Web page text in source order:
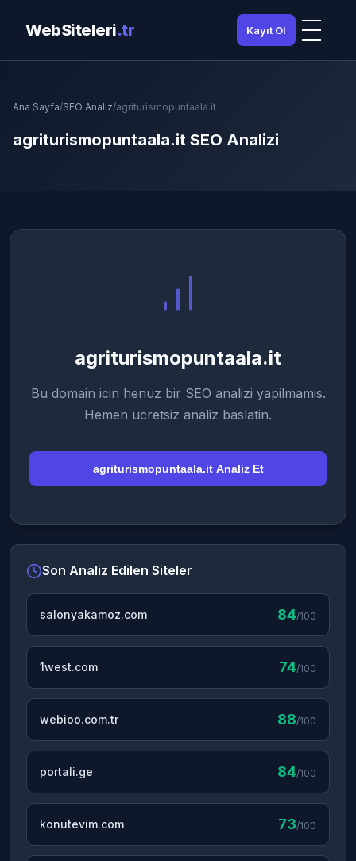
WebSiteleri.tr Kayıt Ol
Ana Sayfa/SEO Analiz/agriturismopuntaala.it
agriturismopuntaala.it SEO Analizi
agriturismopuntaala.it
Bu domain icin henuz bir SEO analizi yapilmamis.
Hemen ucretsiz analiz baslatin.
agriturismopuntaala.it Analiz Et
Son Analiz Edilen Siteler
salonyakamoz.com 84/100
1west.com 74/100
webioo.com.tr 88/100
portali.ge 84/100
konutevim.com 73/100